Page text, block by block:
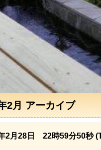
2月 アーカイブ
2月28日 22時59分50秒